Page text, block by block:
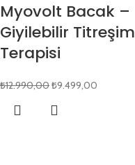
Myovolt Bacak –
Giyilebilir Titreşim
Terapisi
₺12.990,00₺9.499,00